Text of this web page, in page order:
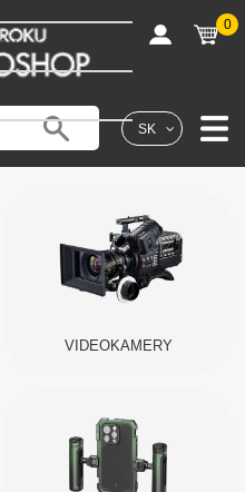
SK
0
VIDEOKAMERY